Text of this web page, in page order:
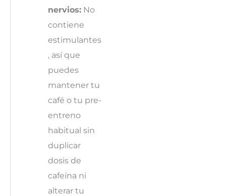
nervios:No
contiene
estimulantes
, así que
puedes
mantener tu
café o tu pre-
entreno
habitual sin
duplicar
dosis de
cafeína ni
alterar tu